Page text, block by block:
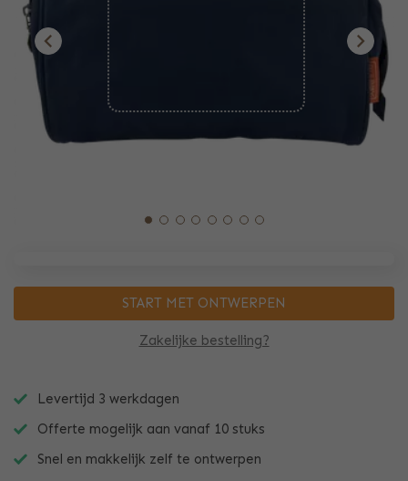
Zakelijke bestelling?
START MET ONTWERPEN
Levertijd 3 werkdagen
Offerte mogelijk aan vanaf 10 stuks
Snel en makkelijk zelf te ontwerpen